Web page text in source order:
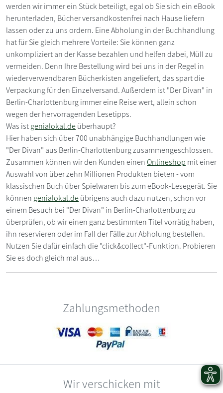
werden wir immer ein Stück beteiligt, egal ob Sie sich ein eBook
herunterladen, Bücher versandkostenfrei nach Hause liefern
lassen oder zu uns ordern. Eine Abholung in der Buchhandlung
hat für Sie gleich mehrere Vorteile: Sie können ganz
unkompliziert an der Kasse bezahlen und helfen dabei, Müll zu
vermeiden. Denn Ihre Bestellung wird bei uns in der Regel in
wiederverwendbaren Bücherkisten angeliefert, das spart die
Verpackung für den Einzelversand. Außerdem ist "Der Divan" in
Berlin-Charlottenburg immer eine Reise wert, allein schon
wegen der hervorragenden Lesetipps.
Was istgenialokal.deüberhaupt?
Hier haben sich über 700 unabhängige Buchhandlungen wie
"Der Divan" aus Berlin-Charlottenburg zusammengeschlossen.
Zusammen können wir den Kunden einenOnlineshop mit einer
Auswahl von über zehn Millionen Produkten bieten - vom
klassischen Buch über Spielwaren bis zum eBook-Lesegerät. Sie
können genialokal.deübrigens auch dazu nutzen, schon vor
einem Besuch bei "Der Divan" in Berlin-Charlottenburg zu
überprüfen, ob wir einen ganz bestimmten Titel vorrätig haben,
ihn reservieren oder im Fall der Fälle zur Abholung bestellen.
Nutzen Sie dafür einfach die "click&collect"-Funktion. Probieren
Sie es doch gleich mal aus…
Zahlungsmethoden
Wir verschicken mit